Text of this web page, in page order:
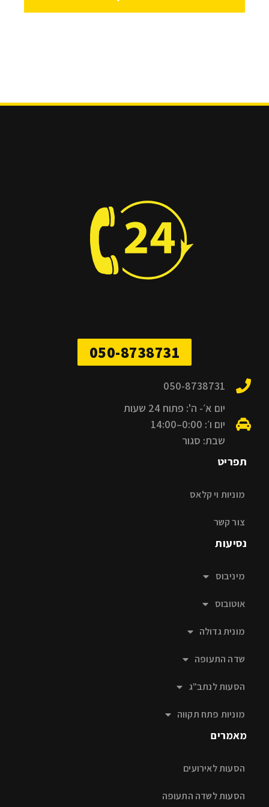
050-8738731
050-8738731
יום א׳- ה': פתוח 24 שעות
יום ו׳: 0:00–14:00
שבת: סגור
תפריט
מוניות וי קלאס
צור קשר
נסיעות
מיניבוס
אוטובוס
מונית גדולה
שדה התעופה
הסעות לנתב"ג
מוניות פתח תקווה
מאמרים
הסעות לאירועים
הסעות לשדה התעופה